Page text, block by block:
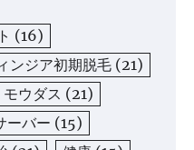
(16)
ンジア初期脱毛 (21)
モウダス (21)
ーバー (15)